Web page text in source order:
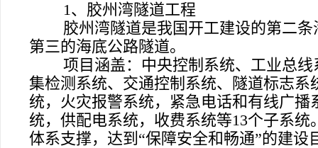
1、胶州湾隧道工程
胶州湾隧道是我国开工建设的第二
第三的海底公路隧道。
项目涵盖：中央控制系统、工业总
集检测系统、交通控制系统、隧道标志
统，火灾报警系统，紧急电话和有线广
统，供配电系统，收费系统等13个子系统
体系支撑，达到“保障安全和畅通”的建设